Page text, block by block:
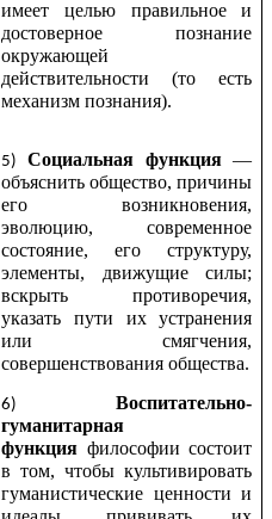
имеет целью правильное и
достоверное познание
окружающей
действительности (то есть
механизм познания).
Социальная функция—
объяснить общество, причины
его возникновения,
эволюцию, современное
состояние, его структуру,
элементы, движущие силы;
вскрыть противоречия,
указать пути их устранения
или смягчения,
совершенствования общества.
Воспитательно-
гуманитарная
функцияфилософии состоит
в том, чтобы культивировать
гуманистические ценности и